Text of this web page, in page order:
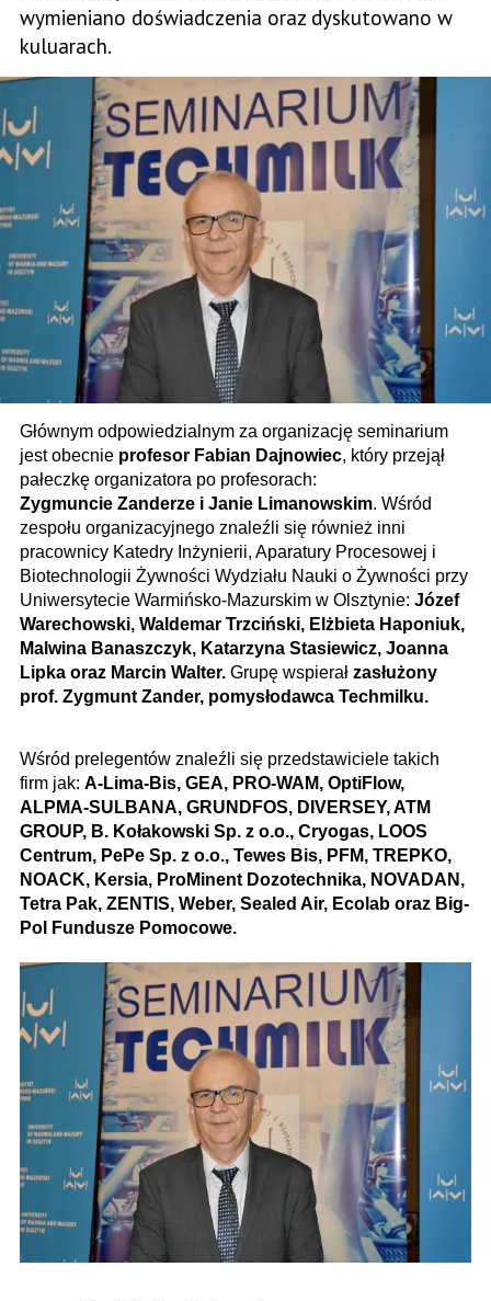
wymieniano doświadczenia oraz dyskutowano w
kuluarach.
Głównym odpowiedzialnym za organizację seminarium
jest obecnie profesor Fabian Dajnowiec, który przejął
pałeczkę organizatora po profesorach:
Zygmuncie Zanderze i Janie Limanowskim. Wśród
zespołu organizacyjnego znaleźli się również inni
pracownicy Katedry Inżynierii, Aparatury Procesowej i
Biotechnologii Żywności Wydziału Nauki o Żywności przy
Uniwersytecie Warmińsko-Mazurskim w Olsztynie: Józef
Warechowski, Waldemar Trzciński, Elżbieta Haponiuk,
Malwina Banaszczyk, Katarzyna Stasiewicz, Joanna
Lipka oraz Marcin Walter. Grupę wspierał zasłużony
prof. Zygmunt Zander, pomysłodawca Techmilku.
Wśród prelegentów znaleźli się przedstawiciele takich
firm jak: A-Lima-Bis, GEA, PRO-WAM, OptiFlow,
ALPMA-SULBANA, GRUNDFOS, DIVERSEY, ATM
GROUP, B. Kołakowski Sp. z o.o., Cryogas, LOOS
Centrum, PePe Sp. z o.o., Tewes Bis, PFM, TREPKO,
NOACK, Kersia, ProMinent Dozotechnika, NOVADAN,
Tetra Pak, ZENTIS, Weber, Sealed Air, Ecolab oraz Big-
Pol Fundusze Pomocowe.